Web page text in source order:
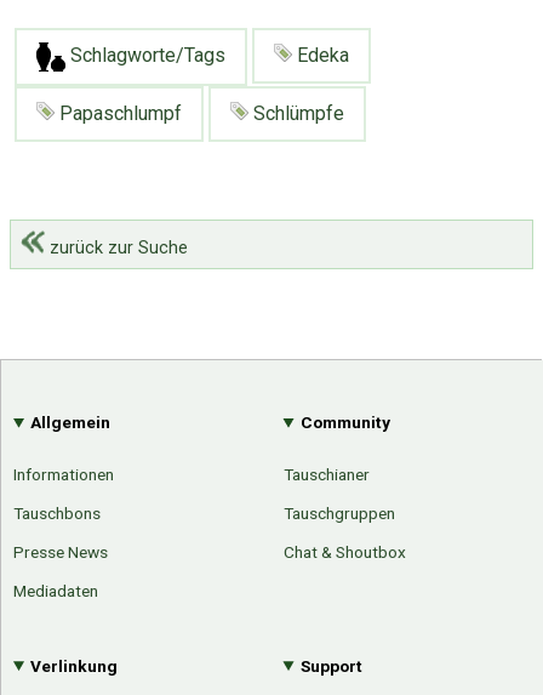
Schlagworte/Tags Edeka
Papaschlumpf Schlümpfe
zurück zur Suche
Allgemein
Informationen
Tauschbons
Presse News
Mediadaten
Community
Tauschianer
Tauschgruppen
Chat & Shoutbox
Verlinkung Support